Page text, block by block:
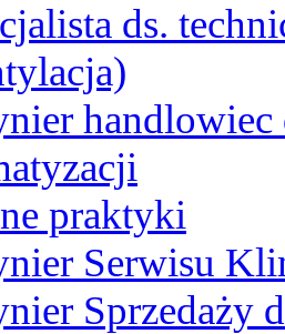
ds.
handlowiec
praktyki
Serwisu
Sprzedaży